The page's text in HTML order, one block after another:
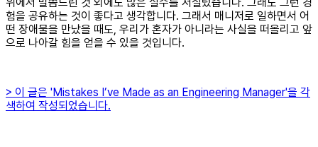
험을 공유하는 것이 좋다고 생각합니다. 그래서 매니저로 일하면서 어
떤 장애물을 만났을 때도, 우리가 혼자가 아니라는 사실을 떠올리고 앞
으로 나아갈 힘을 얻을 수 있을 것입니다.
> 이 글은 'Mistakes I’ve Made as an Engineering Manager'을 각
색하여 작성되었습니다.